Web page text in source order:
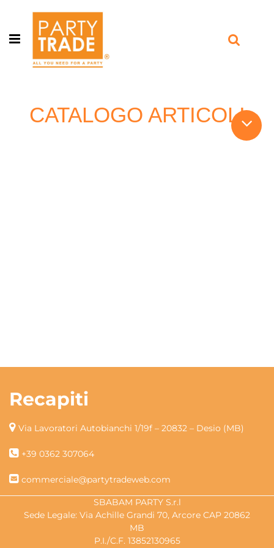
Open menu
CATALOGO ARTICOLI
Recapiti
Via Lavoratori Autobianchi 1/19f – 20832 – Desio (MB)
+39 0362 307064
commerciale@partytradeweb.com
SBABAM PARTY S.r.l
Sede Legale: Via Achille Grandi 70, Arcore CAP 20862
MB
P.I./C.F. 13852130965